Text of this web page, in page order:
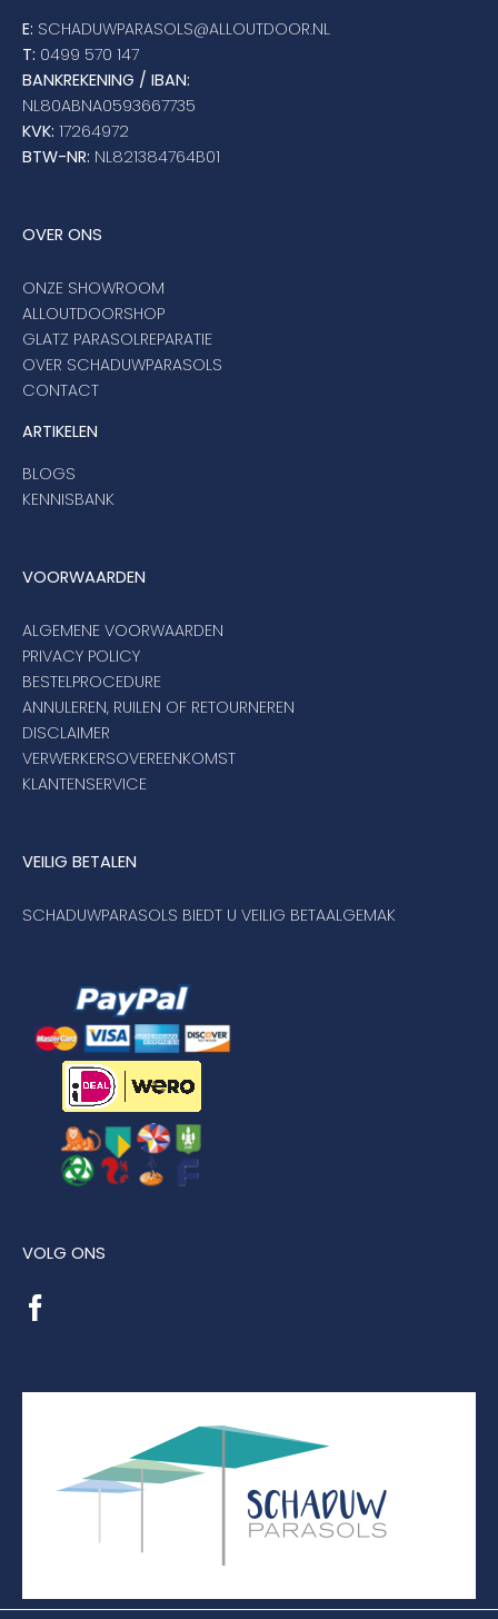
Snel leverbaar
Parasolvoeten
Verlichting
Umbrosa en Paraflex parasoldoeken
Onze merken
E: SCHADUWPARASOLS@ALLOUTDOOR.NL
T: 0499 570 147
BANKREKENING / IBAN:
NL80ABNA0593667735
KVK: 17264972
BTW-NR: NL821384764B01
OVER ONS
ONZE SHOWROOM
ALLOUTDOORSHOP
GLATZ PARASOLREPARATIE
OVER SCHADUWPARASOLS
CONTACT
ARTIKELEN
BLOGS
KENNISBANK
VOORWAARDEN
ALGEMENE VOORWAARDEN
PRIVACY POLICY
BESTELPROCEDURE
ANNULEREN, RUILEN OF RETOURNEREN
DISCLAIMER
VERWERKERSOVEREENKOMST
KLANTENSERVICE
VEILIG BETALEN
SCHADUWPARASOLS BIEDT U VEILIG BETAALGEMAK
VOLG ONS